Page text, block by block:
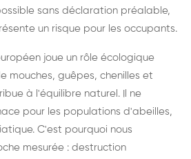
sans déclaration préalable,
un risque pour les occupants.
joue un rôle écologique
mouches, guêpes, chenilles et
à l'équilibre naturel. Il ne
pour les populations d'abeilles,
C'est pourquoi nous
mesurée : destruction